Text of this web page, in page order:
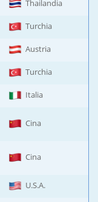
Thailandia
Turchia
Austria
Turchia
Italia
Cina
Cina
U.S.A.